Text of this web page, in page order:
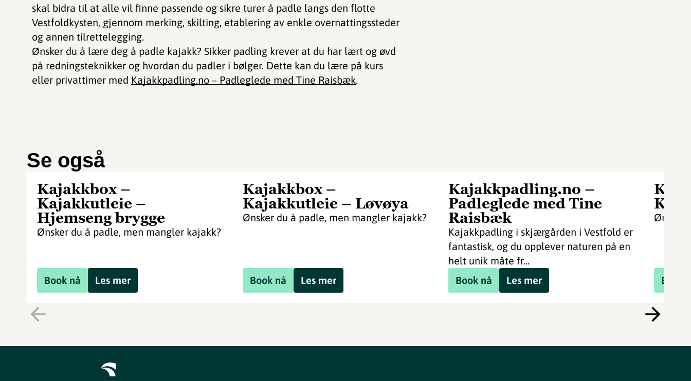
skal bidra til at alle vil finne passende og sikre turer å padle langs den flotte
Vestfoldkysten, gjennom merking, skilting, etablering av enkle overnattingssteder
og annen tilrettelegging.
Ønsker du å lære deg å padle kajakk? Sikker padling krever at du har lært og øvd
på redningsteknikker og hvordan du padler i bølger. Dette kan du lære på kurs
eller privattimer med Kajakkpadling.no – Padleglede med Tine Raisbæk.
Se også
Kajakkbox –
Kajakkutleie –
Hjemseng brygge
Ønsker du å padle, men mangler kajakk?
Book nå Les mer
Kajakkbox –
Kajakkutleie – Løvøya
Ønsker du å padle, men mangler kajakk?
Book nå Les mer
Kajakkpadling.no –
Padleglede med Tine
Raisbæk
Kajakkpadling i skjærgården i Vestfold er
fantastisk, og du opplever naturen på en
helt unik måte fr...
Book nå
Les mer
Ønsker
Book